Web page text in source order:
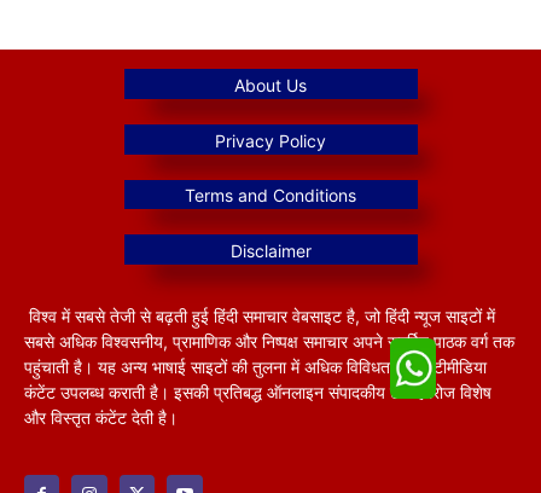
विश्व में सबसे तेजी से बढ़ती हुई हिंदी समाचार वेबसाइट है, जो हिंदी न्यूज साइटों में
सबसे अधिक विश्वसनीय, प्रामाणिक और निष्पक्ष समाचार अपने समर्पित पाठक वर्ग तक
पहुंचाती है। यह अन्य भाषाई साइटों की तुलना में अधिक विविधतापूर्ण मल्टीमीडिया
कंटेंट उपलब्ध कराती है। इसकी प्रतिबद्ध ऑनलाइन संपादकीय टीम हररोज विशेष
और विस्तृत कंटेंट देती है।